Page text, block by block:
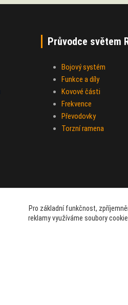
Průvodce světem
Bojový systém
Funkce a díly
Kovové části
Frekvence
Převodovky
Torzní ramena
Pro základní funkčnost,
reklamy využíváme soubory